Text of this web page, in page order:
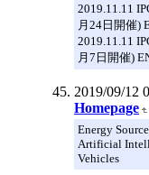
2019.11.11
月24日開催)
2019.11.11
月7日開催)
2019/09/12
Homepage
Energy
Artificial
Vehicles